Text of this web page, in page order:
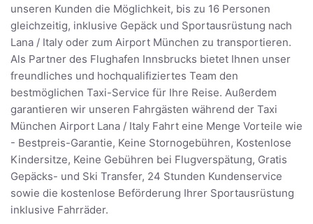
unseren Kunden die Möglichkeit, bis zu 16 Personen
gleichzeitig, inklusive Gepäck und Sportausrüstung nach
Lana / Italy oder zum Airport München zu transportieren.
Als Partner des Flughafen Innsbrucks bietet Ihnen unser
freundliches und hochqualifiziertes Team den
bestmöglichen Taxi-Service für Ihre Reise. Außerdem
garantieren wir unseren Fahrgästen während der Taxi
München Airport Lana / Italy Fahrt eine Menge Vorteile wie
- Bestpreis-Garantie, Keine Stornogebühren, Kostenlose
Kindersitze, Keine Gebühren bei Flugverspätung, Gratis
Gepäcks- und Ski Transfer, 24 Stunden Kundenservice
sowie die kostenlose Beförderung Ihrer Sportausrüstung
inklusive Fahrräder.